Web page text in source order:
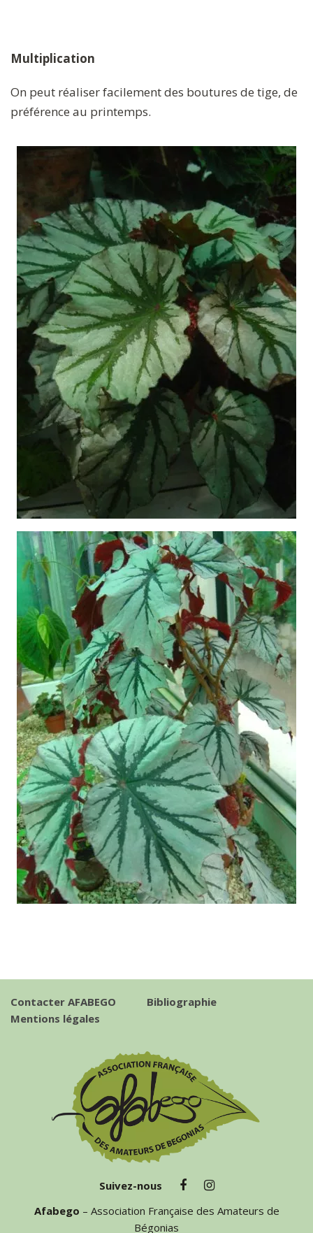
Multiplication
On peut réaliser facilement des boutures de tige, de
préférence au printemps.
Contacter AFABEGO
Bibliographie
Mentions légales
Suivez-nous
Afabego – Association Française des Amateurs de
Bégonias